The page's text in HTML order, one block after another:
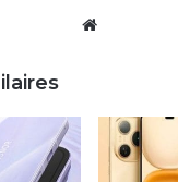
Honor Magic V5 : un
18 août 2025